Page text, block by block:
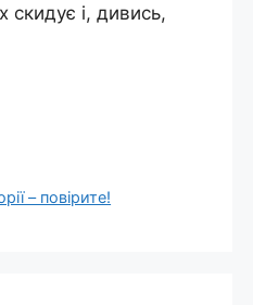
скидує і, дивись,
– повірите!